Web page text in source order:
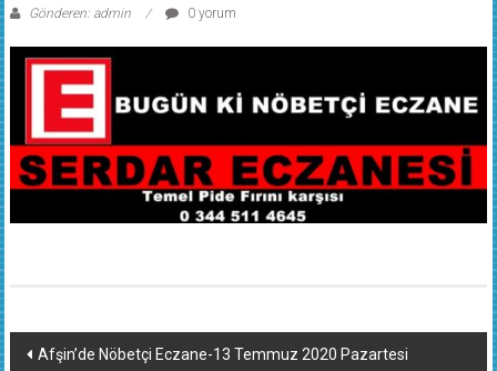
Gönderen: admin 0 yorum
Yazı
Afşin’de Nöbetçi Eczane-13 Temmuz 2020 Pazartesi